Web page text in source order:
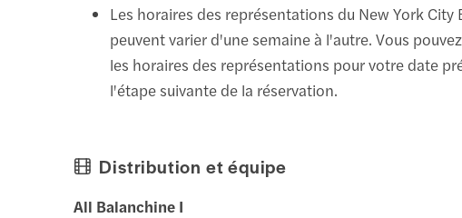
Les horaires des représentations du New York City
peuvent varier d'une semaine à l'autre. Vous
les horaires des représentations pour votre date
l'étape suivante de la réservation.
Distribution et équipe
All Balanchine I